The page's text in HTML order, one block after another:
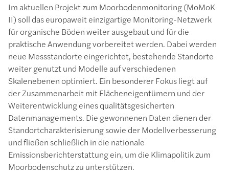
Im aktuellen Projekt zum Moorbodenmonitoring (MoMoK
II) soll das europaweit einzigartige Monitoring-Netzwerk
für organische Böden weiter ausgebaut und für die
praktische Anwendung vorbereitet werden. Dabei werden
neue Messstandorte eingerichtet, bestehende Standorte
weiter genutzt und Modelle auf verschiedenen
Skalenebenen optimiert. Ein besonderer Fokus liegt auf
der Zusammenarbeit mit Flächeneigentümern und der
Weiterentwicklung eines qualitätsgesicherten
Datenmanagements. Die gewonnenen Daten dienen der
Standortcharakterisierung sowie der Modellverbesserung
und fließen schließlich in die nationale
Emissionsberichterstattung ein, um die Klimapolitik zum
Moorbodenschutz zu unterstützen.